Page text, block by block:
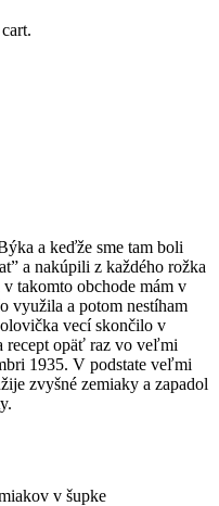
a keďže sme tam boli
a nakúpili z každého rožka
takomto obchode mám v
využila a potom nestíham
vecí skončilo v
recept opäť raz vo veľmi
1935. V podstate veľmi
zvyšné zemiaky a zapadol
v šupke